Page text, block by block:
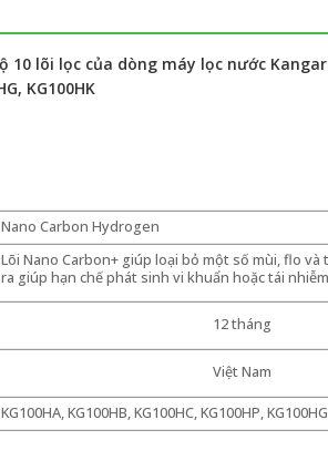
lõi lọc của dòng máy lọc nước
KG100HK
Nano Carbon Hydrogen
Lõi Nano Carbon+ giúp loại bỏ một số mùi, flo và
ra giúp hạn chế phát sinh vi khuẩn hoặc tái
12 tháng
Việt Nam
KG100HA, KG100HB, KG100HC, KG100HP,